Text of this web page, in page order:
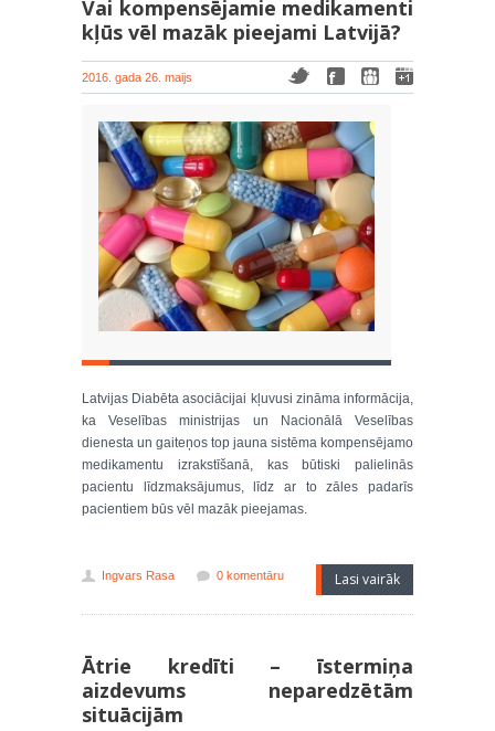
Vai kompensējamie medikamenti
kļūs vēl mazāk pieejami Latvijā?
2016. gada 26. maijs
Latvijas Diabēta asociācijai kļuvusi zināma informācija,
ka Veselības ministrijas un Nacionālā Veselības
dienesta un gaiteņos top jauna sistēma kompensējamo
medikamentu izrakstīšanā, kas būtiski palielinās
pacientu līdzmaksājumus, līdz ar to zāles padarīs
pacientiem būs vēl mazāk pieejamas.
Ingvars Rasa 0 komentāru Lasi vairāk
Ātrie kredīti – īstermiņa
aizdevums neparedzētām
situācijām